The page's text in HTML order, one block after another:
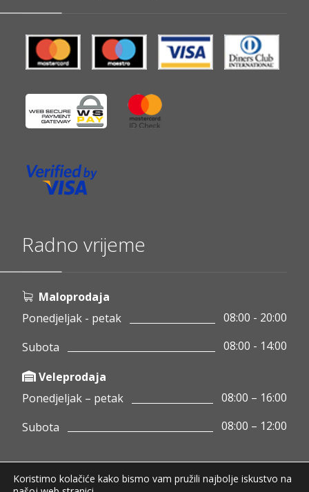
Radno vrijeme
Maloprodaja
Ponedjeljak - petak
08:00 - 20:00
Subota
08:00 - 14:00
Veleprodaja
Ponedjeljak – petak
08:00 – 16:00
Subota
08:00 – 12:00
Koristimo kolačiće kako bismo vam pružili najbolje iskustvo na